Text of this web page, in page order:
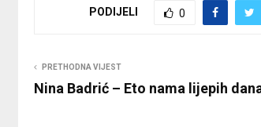
PODIJELI 0
PRETHODNA VIJEST
Nina Badrić – Eto nama lijepih